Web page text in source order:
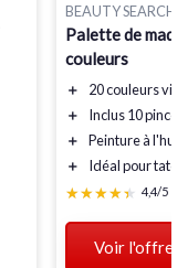
BEAUTY
Palette de
couleurs
＋ 20 couleurs
＋
Inclus10
＋
Peinture à
＋
Idéal pour
★★★★★
★★★★★ 4,4/5
Voir l'offre